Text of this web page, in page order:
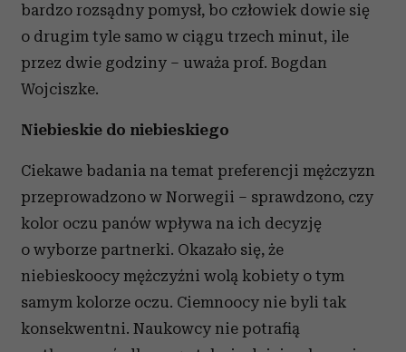
bardzo rozsądny pomysł, bo człowiek dowie się
o drugim tyle samo w ciągu trzech minut, ile
przez dwie godziny – uważa prof. Bogdan
Wojciszke.
Niebieskie do niebieskiego
Ciekawe badania na temat preferencji mężczyzn
przeprowadzono w Norwegii – sprawdzono, czy
kolor oczu panów wpływa na ich decyzję
o wyborze partnerki. Okazało się, że
niebieskoocy mężczyźni wolą kobiety o tym
samym kolorze oczu. Ciemnoocy nie byli tak
konsekwentni. Naukowcy nie potrafią